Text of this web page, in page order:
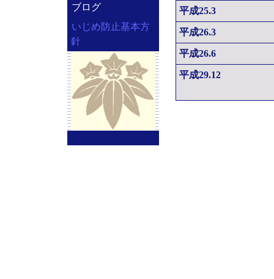
ブログ
いじめ防止基本方
針
平成25.3
平成26.3
平成26.6
平成29.12